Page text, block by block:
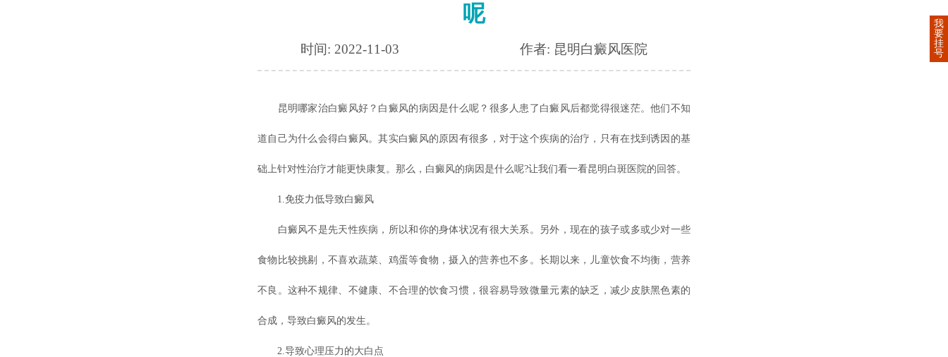
呢
时间: 2022-11-03 作者: 昆明白癜风医院
昆明哪家治白癜风好？白癜风的病因是什么呢？很多人患了白癜风后都觉得很迷茫。他们不知
道自己为什么会得白癜风。其实白癜风的原因有很多，对于这个疾病的治疗，只有在找到诱因的基
础上针对性治疗才能更快康复。那么，白癜风的病因是什么呢?让我们看一看昆明白斑医院的回答。
1.免疫力低导致白癜风
白癜风不是先天性疾病，所以和你的身体状况有很大关系。另外，现在的孩子或多或少对一些
食物比较挑剔，不喜欢蔬菜、鸡蛋等食物，摄入的营养也不多。长期以来，儿童饮食不均衡，营养
不良。这种不规律、不健康、不合理的饮食习惯，很容易导致微量元素的缺乏，减少皮肤黑色素的
合成，导致白癜风的发生。
2.导致心理压力的大白点
我
要
挂
号